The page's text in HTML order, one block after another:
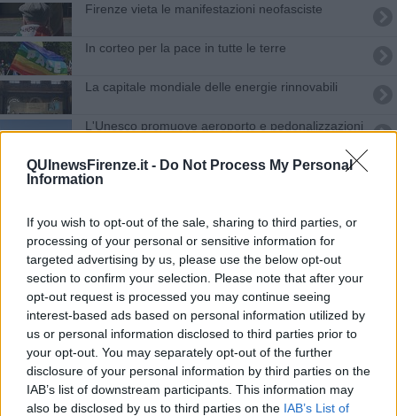
QUInewsFirenze.it - Do Not Process My Personal
Information
If you wish to opt-out of the sale, sharing to third parties, or
processing of your personal or sensitive information for
targeted advertising by us, please use the below opt-out
section to confirm your selection. Please note that after your
opt-out request is processed you may continue seeing
interest-based ads based on personal information utilized by
us or personal information disclosed to third parties prior to
your opt-out. You may separately opt-out of the further
disclosure of your personal information by third parties on the
IAB’s list of downstream participants. This information may
also be disclosed by us to third parties on the IAB’s List of
Firenze vieta le manifestazioni neofasciste
In corteo per la pace in tutte le terre
La capitale mondiale delle energie rinnovabili
L'Unesco promuove aeroporto e pedonalizzazioni
Il bronzo ai mondiali di nuoto di Rachele e Giulia
La prima volta del G7 della cultura
Elia Dalla Costa, la beatificazione si avvicina
Firenze per tre giorni capitale dell'Europa
Il grande pattinaggio con gli Skate Awards
Il coro dell'Armata Rossa all'Opera